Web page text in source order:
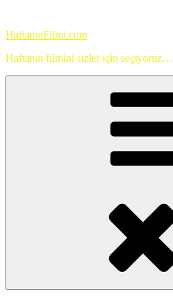
HaftanınFilmi.com
Haftanın filmini sizler için seçiyoruz…